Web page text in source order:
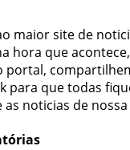
maior site de
hora que
portal,
para que todas
noticias de